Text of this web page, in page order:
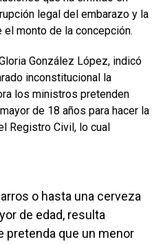
legal del embarazo y la
monto de la concepción.
González López, indicó
inconstitucional la
los ministros pretenden
de 18 años para hacer la
Registro Civil, lo cual
o hasta una cerveza
de edad, resulta
pretenda que un menor